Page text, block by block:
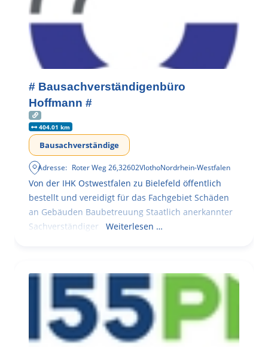
# Bausachverständigenbüro
Hoffmann #
404.01 km
Bausachverständige
Adresse: Roter Weg 26,32602VlothoNordrhein-Westfalen
Von der IHK Ostwestfalen zu Bielefeld öffentlich
bestellt und vereidigt für das Fachgebiet Schäden
an Gebäuden Baubetreuung Staatlich anerkannter
Sachverständiger
Weiterlesen …